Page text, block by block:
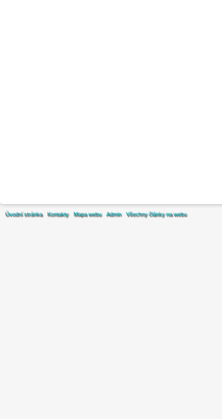
Úvodní stránka Kontakty Mapa webu Admin Všechny články na webu